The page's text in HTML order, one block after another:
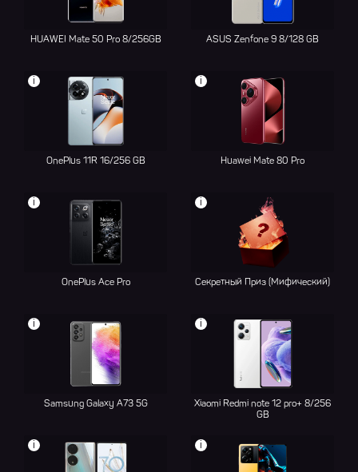
HUAWEI Mate 50 Pro 8/256GB ASUS Zenfone 9 8/128 GB
i
OnePlus 11R 16/256 GB
i
Huawei Mate 80 Pro
i
OnePlus Ace Pro
i
Секретный Приз (Мифический)
i
Samsung Galaxy A73 5G
i
Xiaomi Redmi note 12 pro+ 8/256
GB
i i